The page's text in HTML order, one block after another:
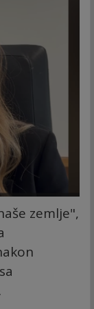
zemlje",